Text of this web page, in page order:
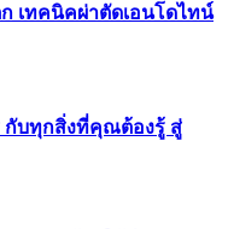
เทคนิคผ่าตัดเอนโดไทน์
กับทุกสิ่งที่คุณต้องรู้ สู่